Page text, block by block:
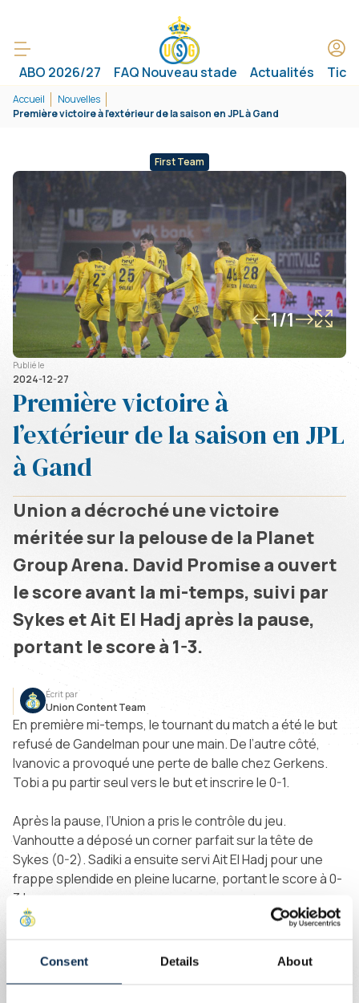
Consent Details About
ABO 2026/27 FAQ Nouveau stade Actualités
Accueil
Nouvelles
Première victoire à l’extérieur de la saison en JPL à Gand
First Team
1/1
Publié le
2024-12-27
Première victoire à
l’extérieur de la saison en JPL
à Gand
Union a décroché une victoire
méritée sur la pelouse de la Planet
Group Arena. David Promise a ouvert
le score avant la mi-temps, suivi par
Sykes et Ait El Hadj après la pause,
portant le score à 1-3.
Écrit par
Union Content Team
En première mi-temps, le tournant du match a été le but
refusé de Gandelman pour une main. De l’autre côté,
Ivanovic a provoqué une perte de balle chez Gerkens.
Tobi a pu partir seul vers le but et inscrire le 0-1.
Après la pause, l’Union a pris le contrôle du jeu.
Vanhoutte a déposé un corner parfait sur la tête de
Sykes (0-2). Sadiki a ensuite servi Ait El Hadj pour une
frappe splendide en pleine lucarne, portant le score à 0-
3 !
cela, l’Union s’est créé de nombreuses occasions.